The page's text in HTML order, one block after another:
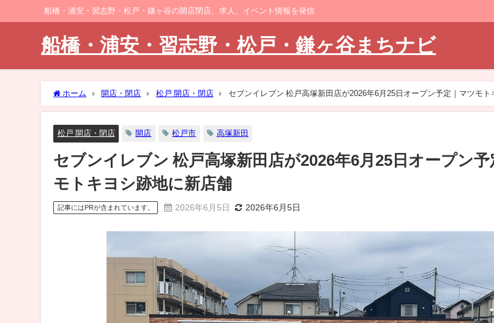
船橋・浦安・習志野・松戸・鎌ヶ谷の開店閉店、求人、イベント情報を発信
船橋・浦安・習志野・松戸・鎌ヶ谷まちナビ
ホーム 開店・閉店 松戸 開店・閉店 セブンイレブン 松戸高塚新田店が2026年6月25日オープン予定｜マツモ
松戸 開店・閉店 開店 松戸市 高塚新田
セブンイレブン 松戸高塚新田店が2026年6月25日オープン予
モトキヨシ跡地に新店舗
記事にはPRが含まれています。 2026年6月5日 2026年6月5日